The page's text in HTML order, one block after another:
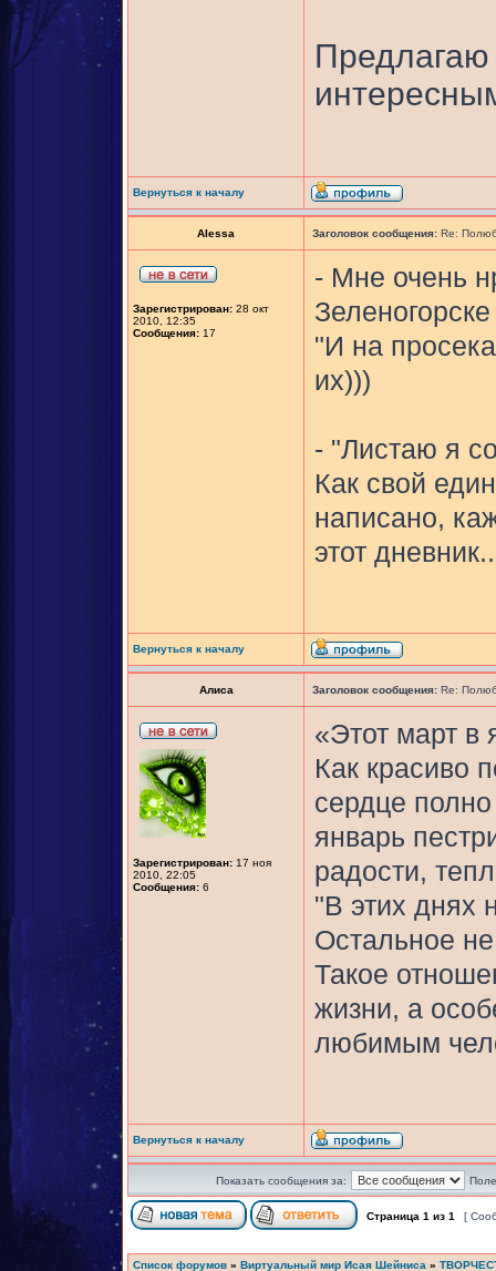
Предлагаю
Вернуться к началу
Alessa Заголовок сообщения: Re:
Зарегистрирован: 28 окт
2010, 12:35
Сообщения: 17
- Мне очень
Зеленогорске
"И на
их)))
- "Листаю я
Как свой
написано,
этот
Вернуться к началу
Алиса Заголовок сообщения: Re:
Зарегистрирован: 17 ноя
2010, 22:05
Сообщения: 6
«Этот март в
Как красиво
сердце полно
январь
радости,
"В этих днях
Остальное не
Такое
жизни, а
любимым
Вернуться к началу
Показать сообщения за:
Страница 1 из 1 [
Список форумов » Виртуальный мир Исая Шейниса »